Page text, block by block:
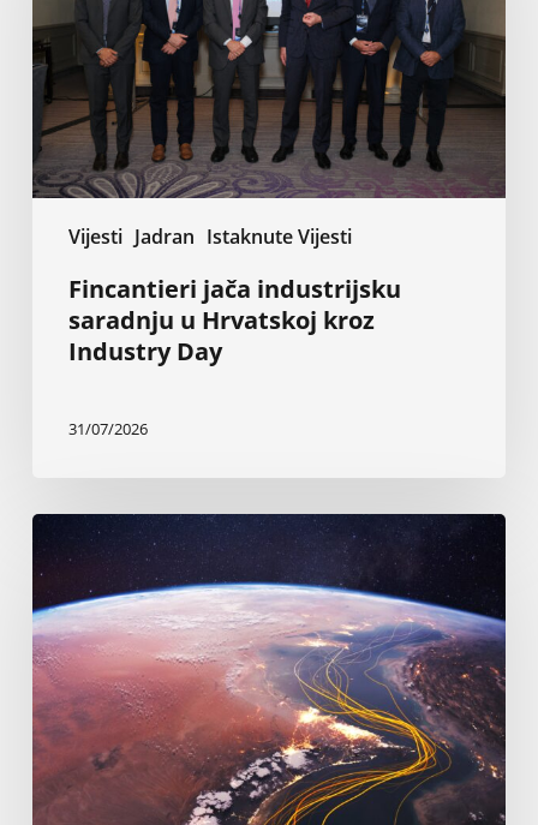
Vijesti Jadran Istaknute Vijesti
Hrvatskoj
kroz
Industry
Day
Fincantieri jača industrijsku
saradnju u Hrvatskoj kroz
Industry Day
31/07/2026
Zamka
Ormuzu